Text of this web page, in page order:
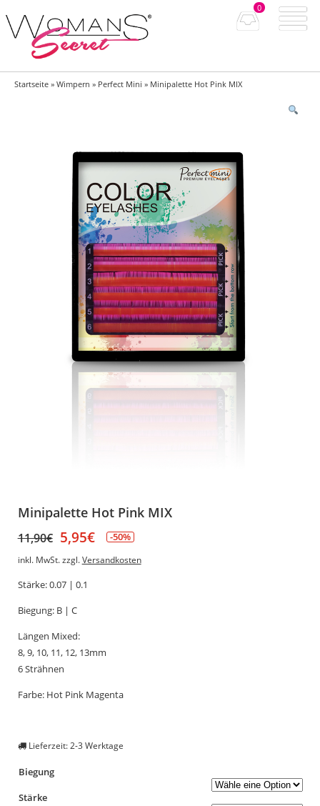
0
Startseite »Wimpern » Perfect Mini » Minipalette Hot Pink MIX
Minipalette Hot Pink MIX
11,90€ 5,95€ -50%
inkl. MwSt. zzgl. Versandkosten
Stärke: 0.07 | 0.1
Biegung: B | C
Längen Mixed:
8, 9, 10, 11, 12, 13mm
6 Strähnen
Farbe: Hot Pink Magenta
Lieferzeit: 2-3 Werktage
Biegung
Stärke